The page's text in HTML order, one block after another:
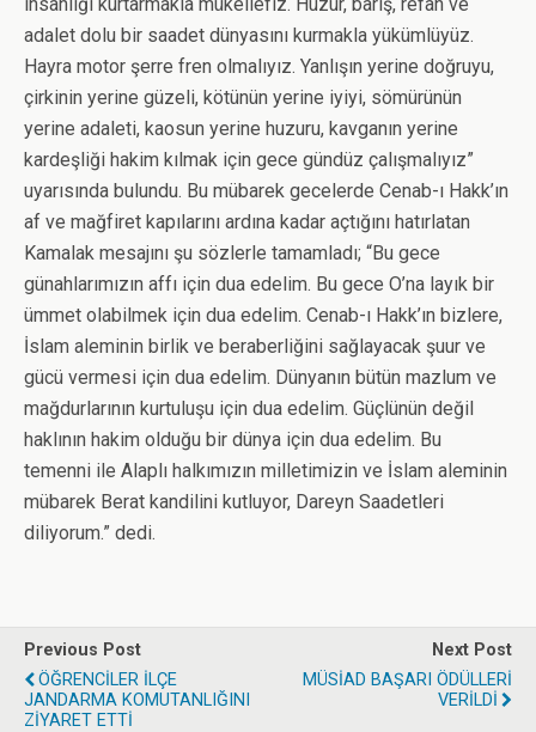
adalet dolu bir saadet dünyasını kurmakla yükümlüyüz.
Hayra motor şerre fren olmalıyız. Yanlışın yerine doğruyu,
çirkinin yerine güzeli, kötünün yerine iyiyi, sömürünün
yerine adaleti, kaosun yerine huzuru, kavganın yerine
kardeşliği hakim kılmak için gece gündüz çalışmalıyız”
uyarısında bulundu. Bu mübarek gecelerde Cenab-ı Hakk’ın
af ve mağfiret kapılarını ardına kadar açtığını hatırlatan
Kamalak mesajını şu sözlerle tamamladı; “Bu gece
günahlarımızın affı için dua edelim. Bu gece O’na layık bir
ümmet olabilmek için dua edelim. Cenab-ı Hakk’ın bizlere,
İslam aleminin birlik ve beraberliğini sağlayacak şuur ve
gücü vermesi için dua edelim. Dünyanın bütün mazlum ve
mağdurlarının kurtuluşu için dua edelim. Güçlünün değil
haklının hakim olduğu bir dünya için dua edelim. Bu
temenni ile Alaplı halkımızın milletimizin ve İslam aleminin
mübarek Berat kandilini kutluyor, Dareyn Saadetleri
diliyorum.” dedi.
Previous Post
ÖĞRENCİLER İLÇE
JANDARMA KOMUTANLIĞINI
ZİYARET ETTİ
Next Post
MÜSİAD BAŞARI ÖDÜLLERİ
VERİLDİ